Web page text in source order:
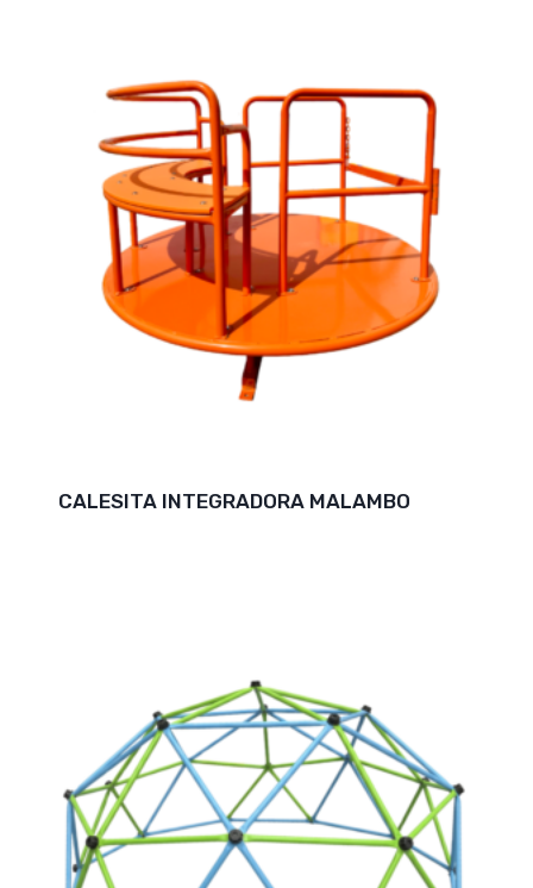
CALESITA INTEGRADORA MALAMBO